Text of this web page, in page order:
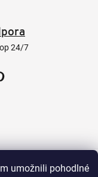
umožnili pohodlné
24/7